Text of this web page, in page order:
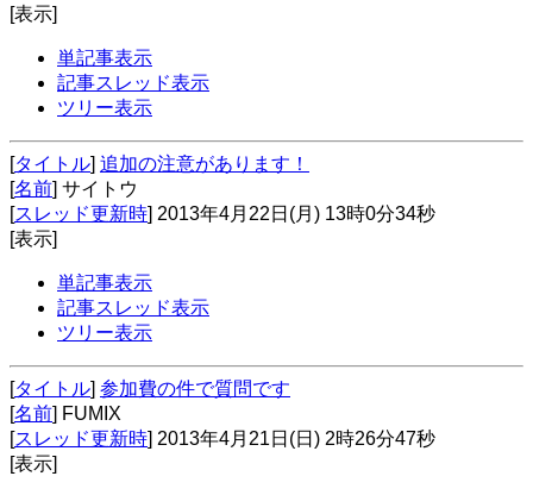
[表示]
単記事表示
記事スレッド表示
ツリー表示
[タイトル] 追加の注意があります！
[名前] サイトウ
[スレッド更新時] 2013年4月22日(月) 13時0分34秒
[表示]
単記事表示
記事スレッド表示
ツリー表示
[タイトル] 参加費の件で質問です
[名前] FUMIX
[スレッド更新時] 2013年4月21日(日) 2時26分47秒
[表示]